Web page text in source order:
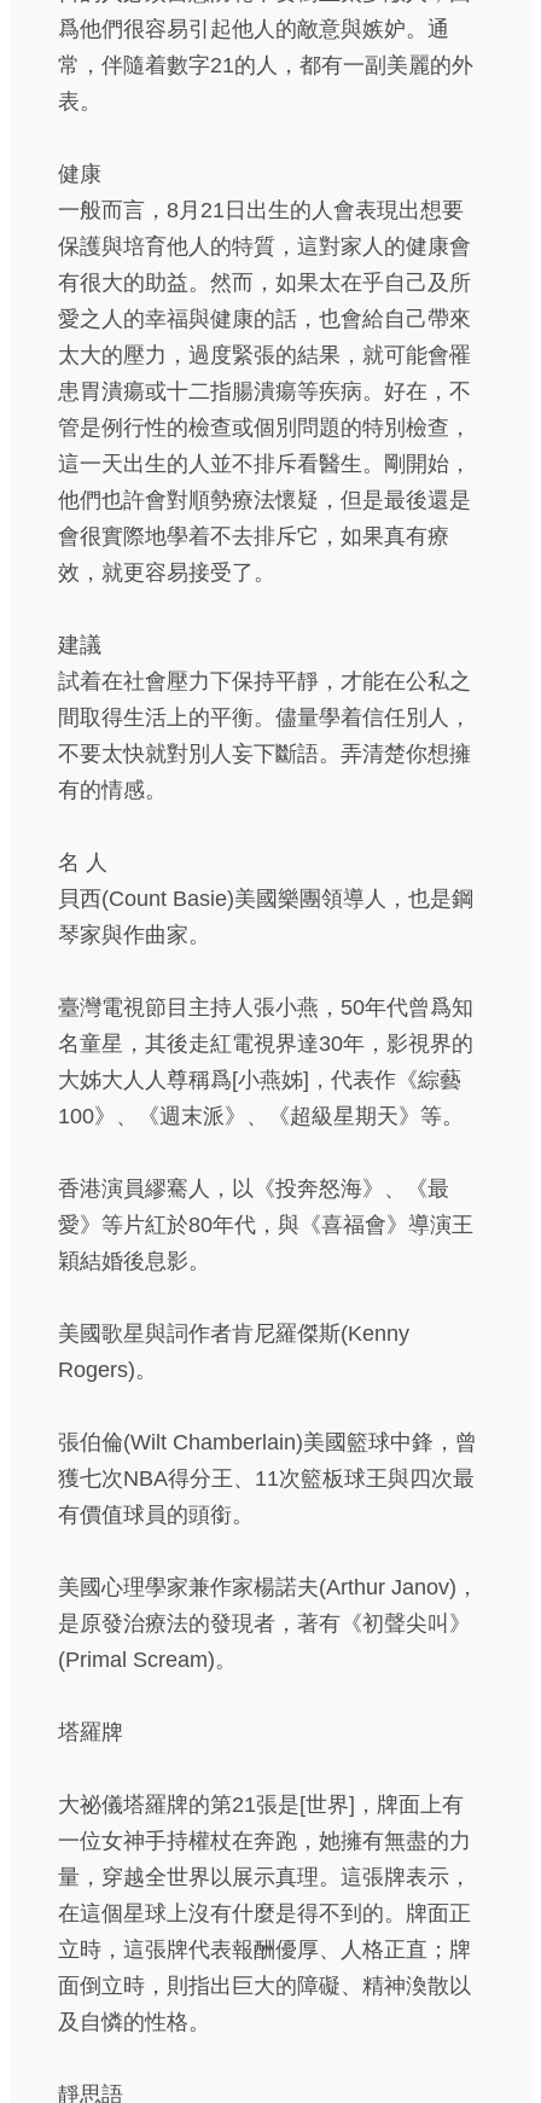
爲他們很容易引起他人的敵意與嫉妒。通
常，伴隨着數字21的人，都有一副美麗的外
表。
健康
一般而言，8月21日出生的人會表現出想要
保護與培育他人的特質，這對家人的健康會
有很大的助益。然而，如果太在乎自己及所
愛之人的幸福與健康的話，也會給自己帶來
太大的壓力，過度緊張的結果，就可能會罹
患胃潰瘍或十二指腸潰瘍等疾病。好在，不
管是例行性的檢查或個別問題的特別檢查，
這一天出生的人並不排斥看醫生。剛開始，
他們也許會對順勢療法懷疑，但是最後還是
會很實際地學着不去排斥它，如果真有療
效，就更容易接受了。
建議
試着在社會壓力下保持平靜，才能在公私之
間取得生活上的平衡。儘量學着信任別人，
不要太快就對別人妄下斷語。弄清楚你想擁
有的情感。
名 人
貝西(Count Basie)美國樂團領導人，也是鋼
琴家與作曲家。
臺灣電視節目主持人張小燕，50年代曾爲知
名童星，其後走紅電視界達30年，影視界的
大姊大人人尊稱爲[小燕姊]，代表作《綜藝
100》、《週末派》、《超級星期天》等。
香港演員繆騫人，以《投奔怒海》、《最
愛》等片紅於80年代，與《喜福會》導演王
穎結婚後息影。
美國歌星與詞作者肯尼羅傑斯(Kenny
Rogers)。
張伯倫(Wilt Chamberlain)美國籃球中鋒，曾
獲七次NBA得分王、11次籃板球王與四次最
有價值球員的頭銜。
美國心理學家兼作家楊諾夫(Arthur Janov)，
是原發治療法的發現者，著有《初聲尖叫》
(Primal Scream)。
塔羅牌
大祕儀塔羅牌的第21張是[世界]，牌面上有
一位女神手持權杖在奔跑，她擁有無盡的力
量，穿越全世界以展示真理。這張牌表示，
在這個星球上沒有什麼是得不到的。牌面正
立時，這張牌代表報酬優厚、人格正直；牌
面倒立時，則指出巨大的障礙、精神渙散以
及自憐的性格。
靜思語